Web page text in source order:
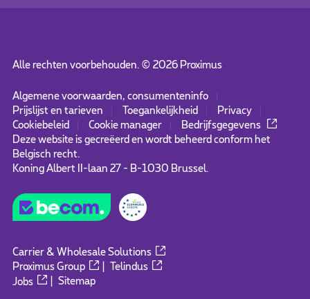
Alle rechten voorbehouden. © 2026Proximus
Algemene voorwaarden, consumenteninfo
Prijslijst en tarieven
Toegankelijkheid
Privacy
Cookiebeleid
Cookie manager
Bedrijfsgegevens
Deze website is gecreëerd en wordt beheerd conform het
Belgisch recht.
Koning Albert II-laan 27 - B-1030 Brussel.
Carrier & Wholesale Solutions
Proximus Group
Telindus
Jobs
|Sitemap